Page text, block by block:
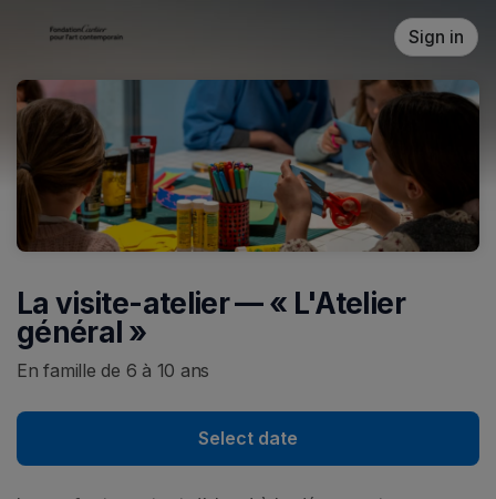
Sign in
La visite-atelier — « L'Atelier
général »
En famille de 6 à 10 ans
Select date